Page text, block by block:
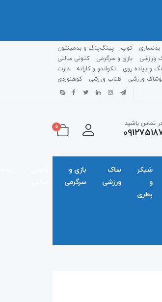
بدنسازی توپ
پینگ‌پنگ و بدمينتون
ورزشی بازی و سرگرمی
کتونی سالنی
و پیاده روی تکواندو و کاراته
دارت
ورزشی طناب ورزشی کوهنوردی
در تماس باشید 0
شیکر
و
بطری
ساک
ورزشی
بازی و
سرگرمی